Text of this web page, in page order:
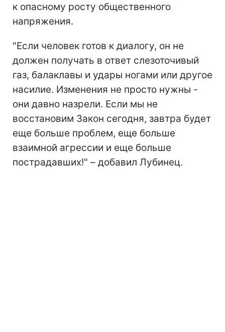
к опасному росту общественного
напряжения.
"Если человек готов к диалогу, он не
должен получать в ответ слезоточивый
газ, балаклавы и удары ногами или другое
насилие. Изменения не просто нужны -
они давно назрели. Если мы не
восстановим Закон сегодня, завтра будет
еще больше проблем, еще больше
взаимной агрессии и еще больше
пострадавших!" – добавил Лубинец.